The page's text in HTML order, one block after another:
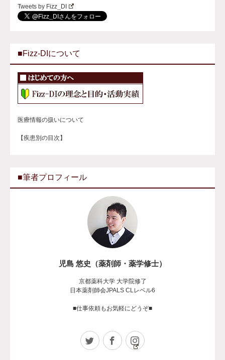
Tweets by Fizz_DI
■Fizz-DIについて
医療情報の扱いについて
【疾患別の目次】
■筆者プロフィール
児島 悠史（薬剤師・薬学修士）
京都薬科大学 大学院修了
日本薬剤師会JPALS CLレベル6
■仕事依頼もお気軽にどうぞ■
Twitter Facebook